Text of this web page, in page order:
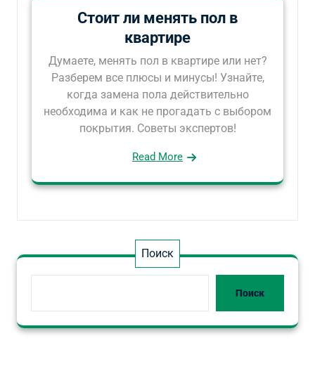
Стоит ли менять пол в
квартире
Думаете, менять пол в квартире или нет?
Разберем все плюсы и минусы! Узнайте,
когда замена пола действительно
необходима и как не прогадать с выбором
покрытия. Советы экспертов!
Read More
Поиск
Поиск